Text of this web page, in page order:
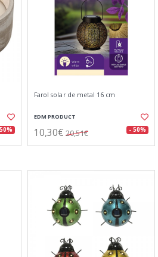
Farol solar de metal 16 cm
EDM PRODUCT
10,30€ 20,51€ - 50%